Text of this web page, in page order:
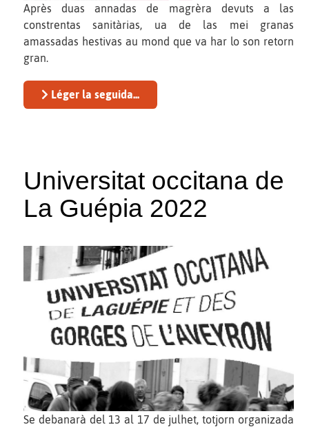
Après duas annadas de magrèra devuts a las
constrentas sanitàrias, ua de las mei granas
amassadas hestivas au mond que va har lo son retorn
gran.
Léger la seguida...
Universitat occitana de
La Guépia 2022
Se debanarà del 13 al 17 de julhet, totjorn organizada